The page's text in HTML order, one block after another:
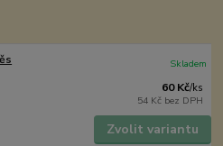
60 Kč/ks
54 Kč bez DPH
Skladem
Zvolit variantu